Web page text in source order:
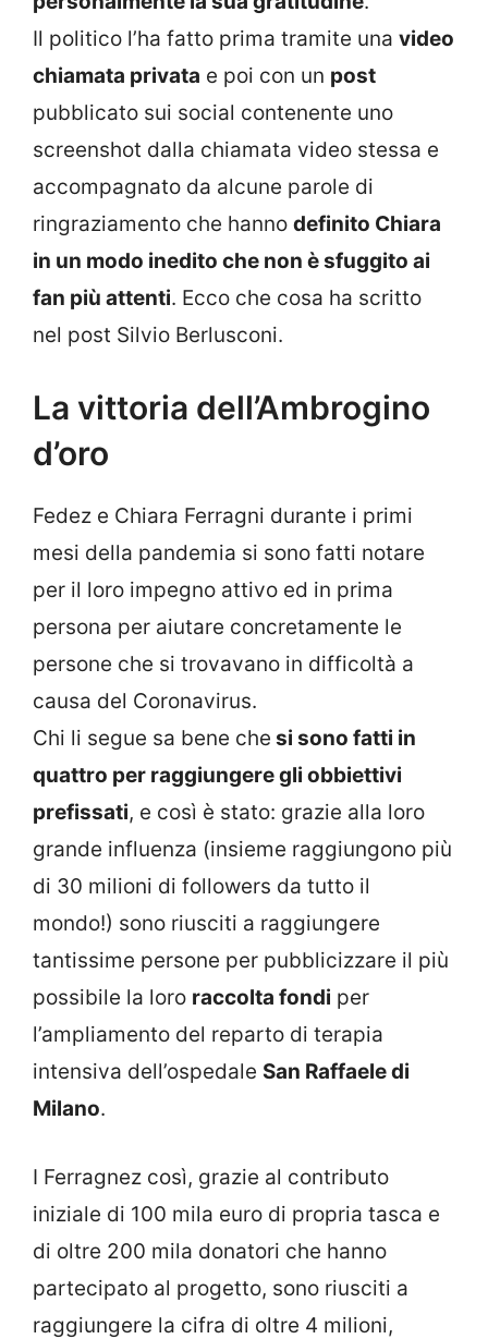
Il politico l’ha fatto prima tramite una video
chiamata privata e poi con un post
pubblicato sui social contenente uno
screenshot dalla chiamata video stessa e
accompagnato da alcune parole di
ringraziamento che hanno definito Chiara
in un modo inedito che non è sfuggito ai
fan più attenti. Ecco che cosa ha scritto
nel post Silvio Berlusconi.
La vittoria dell’Ambrogino
d’oro
Fedez e Chiara Ferragni durante i primi
mesi della pandemia si sono fatti notare
per il loro impegno attivo ed in prima
persona per aiutare concretamente le
persone che si trovavano in difficoltà a
causa del Coronavirus.
Chi li segue sa bene che si sono fatti in
quattro per raggiungere gli obbiettivi
prefissati, e così è stato: grazie alla loro
grande influenza (insieme raggiungono più
di 30 milioni di followers da tutto il
mondo!) sono riusciti a raggiungere
tantissime persone per pubblicizzare il più
possibile la loro raccolta fondi per
l’ampliamento del reparto di terapia
intensiva dell’ospedale San Raffaele di
Milano.
I Ferragnez così, grazie al contributo
iniziale di 100 mila euro di propria tasca e
di oltre 200 mila donatori che hanno
partecipato al progetto, sono riusciti a
raggiungere la cifra di oltre 4 milioni,